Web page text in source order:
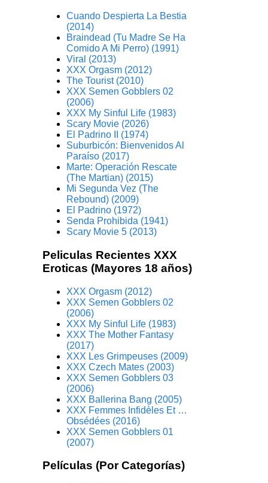
Cuando Despierta La Bestia
(2014)
Braindead (Tu Madre Se Ha
Comido A Mi Perro) (1991)
Viral (2013)
XXX Orgasm (2012)
The Tourist (2010)
XXX Semen Gobblers 02
(2006)
XXX My Sinful Life (1983)
Scary Movie (2026)
El Padrino II (1974)
Suburbicón: Bienvenidos Al
Paraíso (2017)
Marte: Operación Rescate
(The Martian) (2015)
Mi Segunda Vez (The
Rebound) (2009)
El Padrino (1972)
Senda Prohibida (1941)
Scary Movie 5 (2013)
Peliculas Recientes XXX
Eroticas (Mayores 18 años)
XXX Orgasm (2012)
XXX Semen Gobblers 02
(2006)
XXX My Sinful Life (1983)
XXX The Mother Fantasy
(2017)
XXX Les Grimpeuses (2009)
XXX Czech Mates (2003)
XXX Semen Gobblers 03
(2006)
XXX Ballerina Bang (2005)
XXX Femmes Infidèles Et …
Obsédées (2016)
XXX Semen Gobblers 01
(2007)
Películas (Por Categorías)